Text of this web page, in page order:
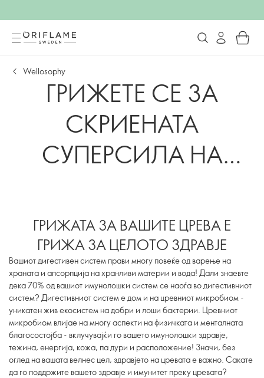
Wellosophy
ГРИЖЕТЕ СЕ ЗА
СКРИЕНАТА
СУПЕРСИЛА НА
ГРИЖАТА ЗА ВАШИТЕ ЦРЕВА Е
ГРИЖА ЗА ЦЕЛОТО ЗДРАВЈЕ
Вашиот дигестивен систем прави многу повеќе од варење на
храната и апсорпција на хранливи материи и вода! Дали знаевте
дека 70% од вашиот имунолошки систем се наоѓа во дигестивниот
систем? Дигестивниот систем е дом и на цревниот микробиом -
уникатен жив екосистем на добри и лоши бактерии. Цревниот
микробиом влијае на многу аспекти на физичката и менталната
благосостојба - вклучувајќи го вашето имунолошки здравје,
тежина, енергија, кожа, па дури и расположение! Значи, без
оглед на вашата велнес цел, здравјето на цревата е важно. Сакате
да го поддржите вашето здравје и имунитет преку цревата?